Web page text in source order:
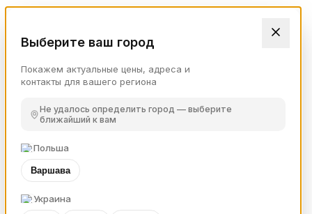
Выберите ваш город
Покажем актуальные цены, адреса и
контакты для вашего региона
Не удалось определить город — выберите
ближайший к вам
Польша
Варшава
Украина